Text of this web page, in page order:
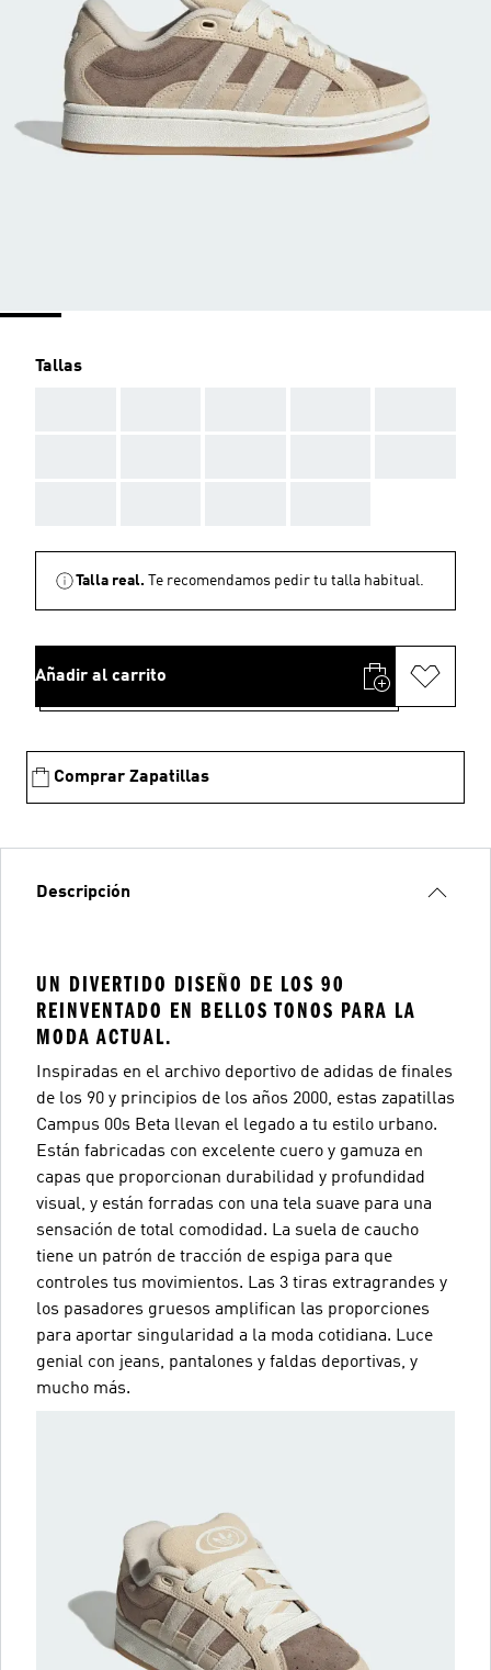
Tallas
Talla real. Te recomendamos pedir tu talla habitual.
Añadir al carrito
Comprar Zapatillas
Descripción
UN DIVERTIDO DISEÑO DE LOS 90
REINVENTADO EN BELLOS TONOS PARA LA
MODA ACTUAL.
Inspiradas en el archivo deportivo de adidas de finales
de los 90 y principios de los años 2000, estas zapatillas
Campus 00s Beta llevan el legado a tu estilo urbano.
Están fabricadas con excelente cuero y gamuza en
capas que proporcionan durabilidad y profundidad
visual, y están forradas con una tela suave para una
sensación de total comodidad. La suela de caucho
tiene un patrón de tracción de espiga para que
controles tus movimientos. Las 3 tiras extragrandes y
los pasadores gruesos amplifican las proporciones
para aportar singularidad a la moda cotidiana. Luce
genial con jeans, pantalones y faldas deportivas, y
mucho más.